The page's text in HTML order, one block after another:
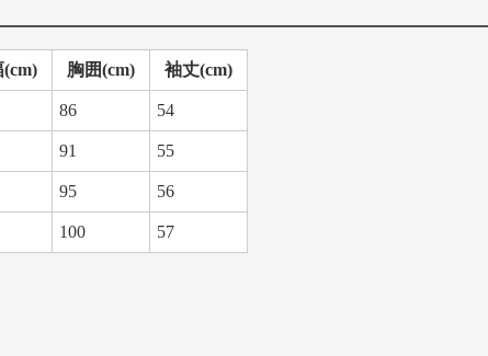
(cm) 胸囲(cm) 袖丈(cm)
86 54
91 55
95 56
100 57